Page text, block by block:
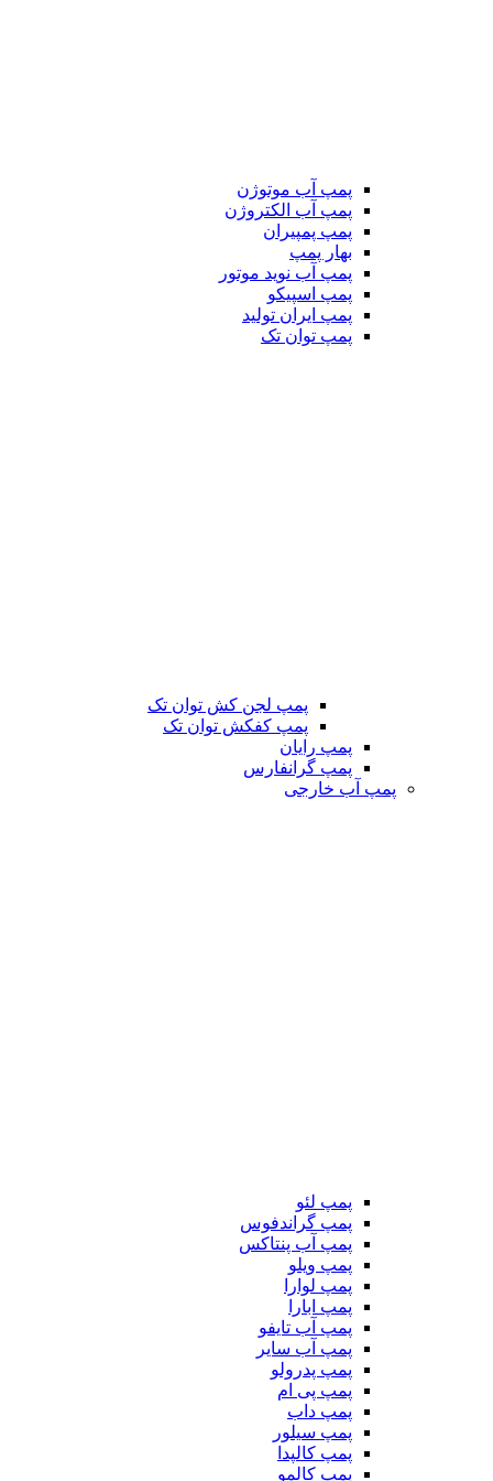
پمپ آب موتوژن
پمپ آب الکتروژن
پمپ پمپیران
بهار پمپ
پمپ آب نوید موتور
پمپ اسپیکو
پمپ ایران تولید
پمپ توان تک
پمپ لجن کش توان تک
پمپ کفکش توان تک
پمپ رایان
پمپ گرانفارس
پمپ آب خارجی
پمپ لئو
پمپ گراندفوس
پمپ آب پنتاکس
پمپ ویلو
پمپ لوارا
پمپ ابارا
پمپ آب تایفو
پمپ آب سایر
پمپ پدرولو
پمپ پی ام
پمپ داب
پمپ سیلور
پمپ کالپدا
پمپ کالمو